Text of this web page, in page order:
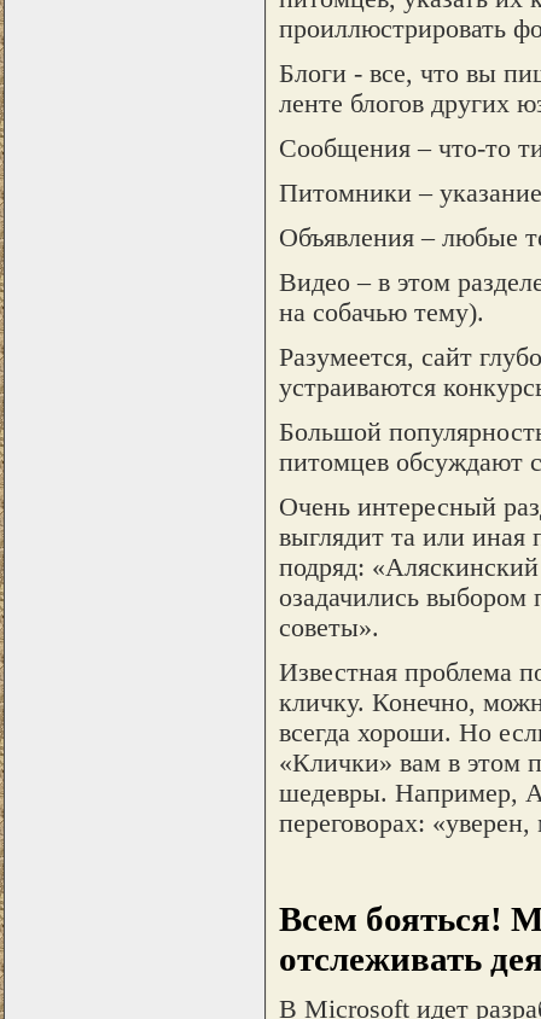
проиллюстрировать
Блоги - все, что вы
ленте блогов других
Сообщения – что-то
Питомники –
Объявления – любые
Видео – в этом
на собачью тему).
Разумеется, сайт
устраиваются
Большой
питомцев обсуждают
Очень интересный
выглядит та или иная
подряд:
озадачились выбором
советы».
Известная проблема
кличку. Конечно,
всегда хороши. Но
«Клички» вам в этом
шедевры. Например,
переговорах:
Всем бояться!
отслеживать
В Microsoft идет